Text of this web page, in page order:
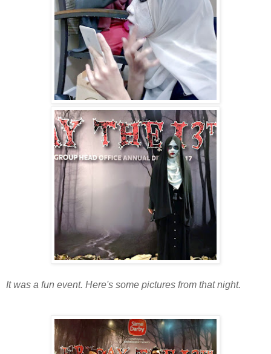
It was a fun event. Here's some pictures from that night.